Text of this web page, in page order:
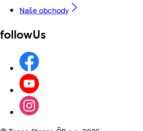
Naše obchody
followUs